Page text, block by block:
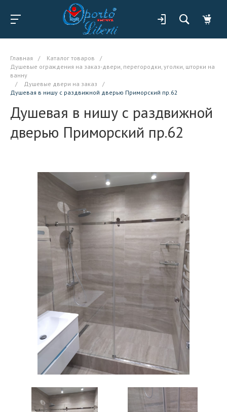
Главная / Каталог товаров
/
Душевые ограждения на заказ-двери, перегородки, уголки, шторки на
ванну
/
Душевые двери на заказ
/
Душевая в нишу с раздвижной дверью Приморский пр.62
Душевая в нишу с раздвижной
дверью Приморский пр.62